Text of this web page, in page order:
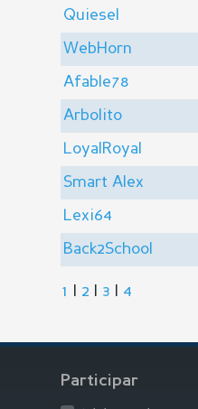
Quiesel
WebHorn
Afable78
Arbolito
LoyalRoyal
Smart Alex
Lexi64
Back2School
1 2 3 4
Participar